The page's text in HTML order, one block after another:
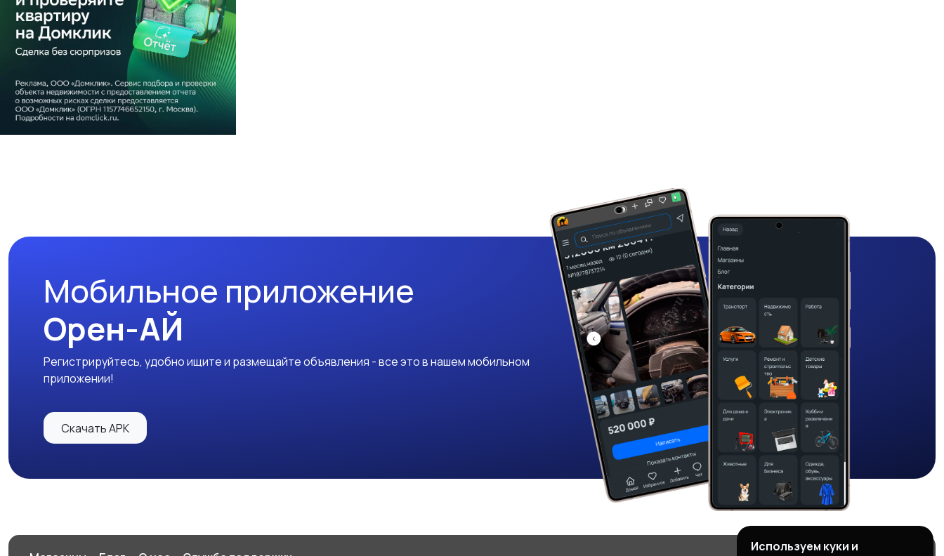
Мобильное приложение
Орен-АЙ
Регистрируйтесь, удобно ищите и размещайте объявления - все это в нашем мобильном
приложении!
Скачать APK
Используем куки и